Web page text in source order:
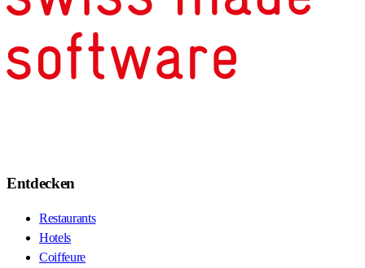
Entdecken
Restaurants
Hotels
Coiffeure